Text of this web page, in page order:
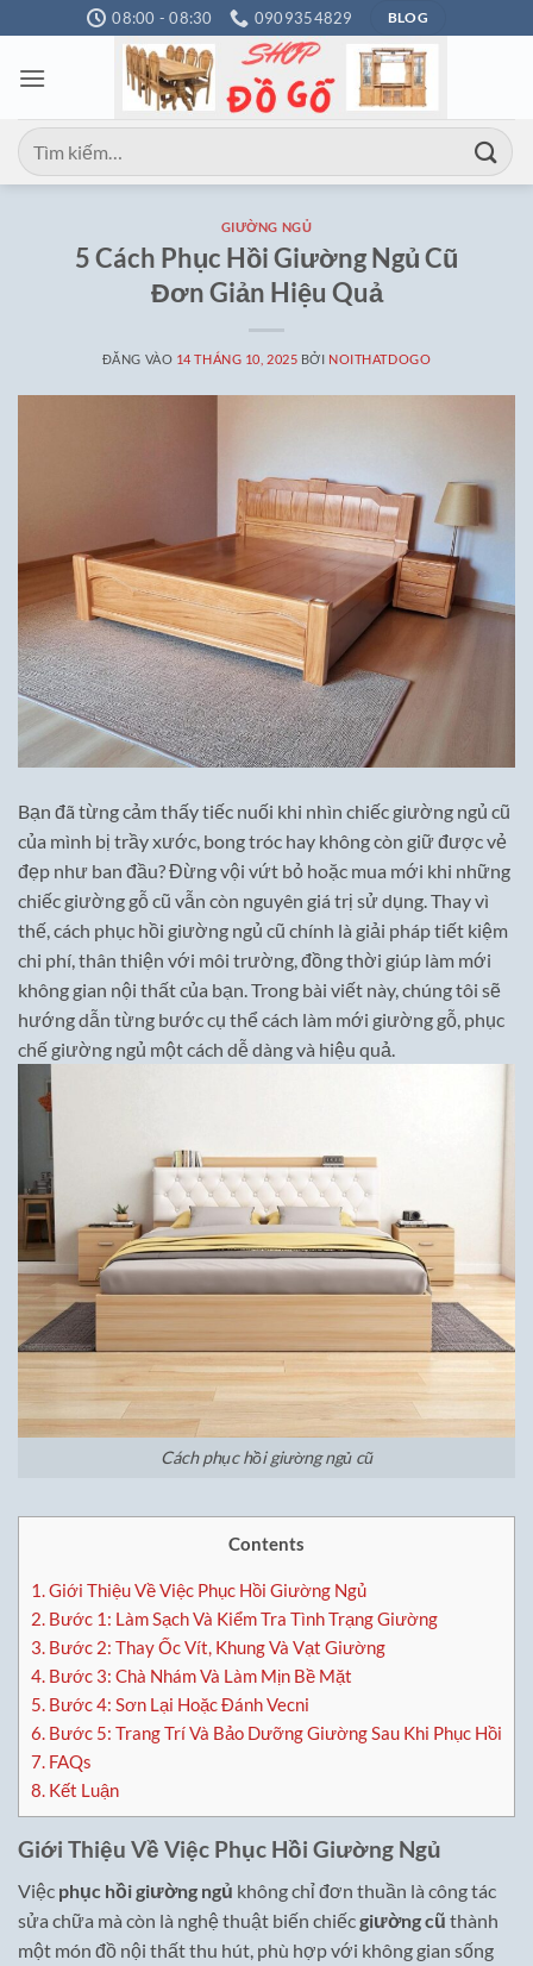
qua
nội
08:00 - 08:30 0909354829 BLOG
Tìm
kiếm:
GIƯỜNG NGỦ
5 Cách Phục Hồi Giường Ngủ Cũ
Đơn Giản Hiệu Quả
ĐĂNG VÀO 14 THÁNG 10, 2025 BỞI NOITHATDOGO
Bạn đã từng cảm thấy tiếc nuối khi nhìn chiếc giường ngủ cũ
của mình bị trầy xước, bong tróc hay không còn giữ được vẻ
đẹp như ban đầu? Đừng vội vứt bỏ hoặc mua mới khi những
chiếc giường gỗ cũ vẫn còn nguyên giá trị sử dụng. Thay vì
thế, cách phục hồi giường ngủ cũ chính là giải pháp tiết kiệm
chi phí, thân thiện với môi trường, đồng thời giúp làm mới
không gian nội thất của bạn. Trong bài viết này, chúng tôi sẽ
hướng dẫn từng bước cụ thể cách làm mới giường gỗ, phục
chế giường ngủ một cách dễ dàng và hiệu quả.
Cách phục hồi giường ngủ cũ
Contents
1.Giới Thiệu Về Việc Phục Hồi Giường Ngủ
2. Bước 1: Làm Sạch Và Kiểm Tra Tình Trạng Giường
3. Bước 2: Thay Ốc Vít, Khung Và Vạt Giường
4. Bước 3: Chà Nhám Và Làm Mịn Bề Mặt
5. Bước 4: Sơn Lại Hoặc Đánh Vecni
6. Bước 5: Trang Trí Và Bảo Dưỡng Giường Sau Khi Phục Hồi
7. FAQs
8. Kết Luận
Giới Thiệu Về Việc Phục Hồi Giường Ngủ
Việc phục hồi giường ngủ không chỉ đơn thuần là công tác
sửa chữa mà còn là nghệ thuật biến chiếcgiường cũ thành
một món đồ nội thất thu hút, phù hợp với không gian sống